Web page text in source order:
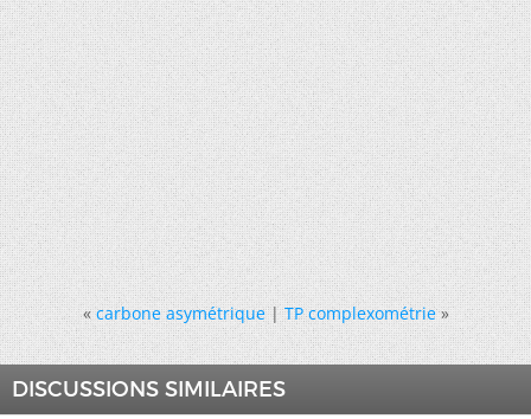
« carbone asymétrique|TP complexométrie »
DISCUSSIONS SIMILAIRES